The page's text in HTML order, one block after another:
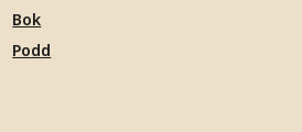
Bok
Podd